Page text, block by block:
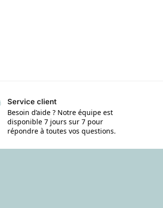
Service client
Besoin d’aide ? Notre équipe est
disponible 7 jours sur 7 pour
répondre à toutes vos questions.